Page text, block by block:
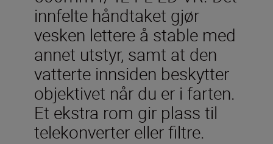
innfelte håndtaket gjør
vesken lettere å stable med
annet utstyr, samt at den
vatterte innsiden beskytter
objektivet når du er i farten.
Et ekstra rom gir plass til
telekonverter eller filtre.